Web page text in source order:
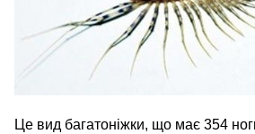
Це вид багатоніжки, що має 354